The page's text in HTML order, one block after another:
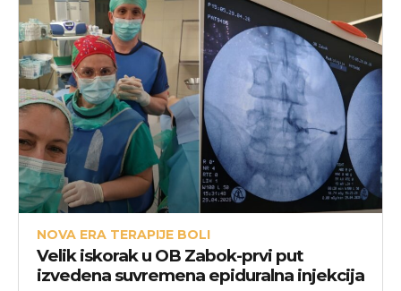
NOVA ERA TERAPIJE BOLI
Velik iskorak u OB Zabok-prvi put
izvedena suvremena epiduralna injekcija